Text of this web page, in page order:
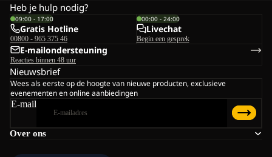
Over ons
Heb je hulp nodig?
09:00 - 17:00
Gratis Hotline
00800 - 965 375 46
00:00 - 24:00
Livechat
Begin een gesprek
E-mailondersteuning
Reacties binnen 48 uur
Nieuwsbrief
Wees als eerste op de hoogte van nieuwe producten, exclusieve
evenementen en online aanbiedingen
E-mail